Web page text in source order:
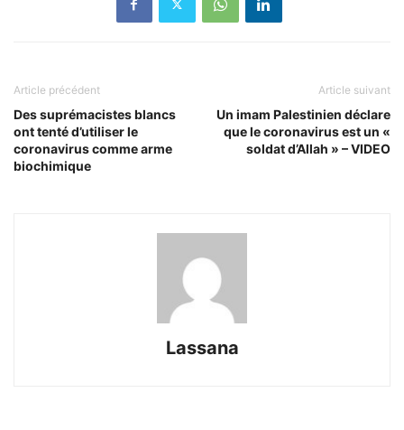
Article précédent
Des suprémacistes blancs
ont tenté d’utiliser le
coronavirus comme arme
biochimique
Article suivant
Un imam Palestinien déclare
que le coronavirus est un «
soldat d’Allah » – VIDEO
Lassana